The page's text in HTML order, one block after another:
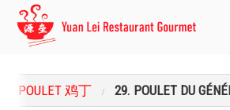
POULET 鸡丁 29. POULET DU